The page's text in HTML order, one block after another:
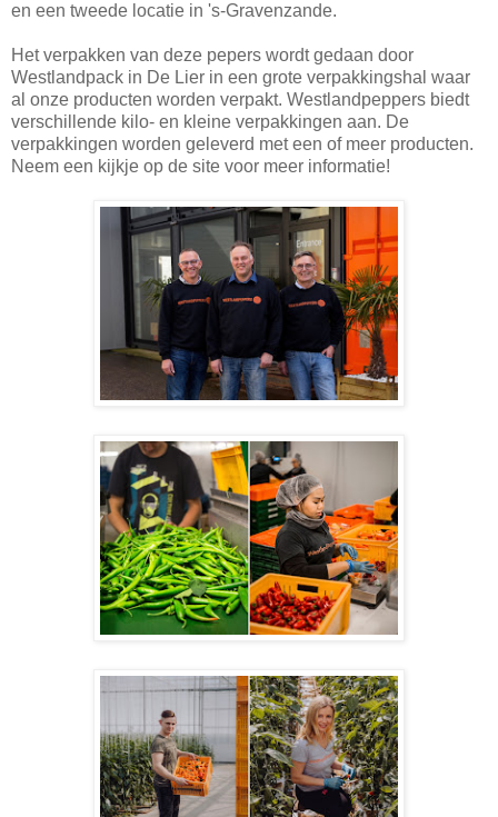
en een tweede locatie in 's-Gravenzande.
Het verpakken van deze pepers wordt gedaan door
Westlandpack in De Lier in een grote verpakkingshal waar
al onze producten worden verpakt. Westlandpeppers biedt
verschillende kilo- en kleine verpakkingen aan. De
verpakkingen worden geleverd met een of meer producten.
Neem een kijkje op de site voor meer informatie!